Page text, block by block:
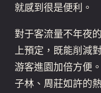
就感到很是便利。
對于客流量不年夜
上預定，既能削減
游客進園加倍方便
子林、周莊如許的